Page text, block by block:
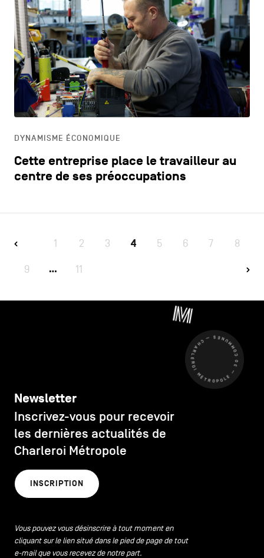
DYNAMISME ÉCONOMIQUE
Cette entreprise place le travailleur au
centre de ses préoccupations
1 2 3 4 5 6 7 8
9 … 11
CHARLEROI MÉTROPOLE — 30 COMMUNES —
Newsletter
Inscrivez-vous pour recevoir
les dernières actualités de
Charleroi Métropole
INSCRIPTION
Vous pouvez vous désinscrire à tout moment en
cliquant sur le lien situé dans le pied de page de tout
e-mail que vous recevez de notre part.